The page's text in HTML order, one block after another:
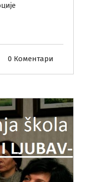
0 Коментари